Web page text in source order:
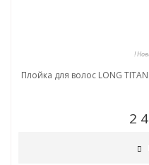
!
Плойка для волос LONG
2